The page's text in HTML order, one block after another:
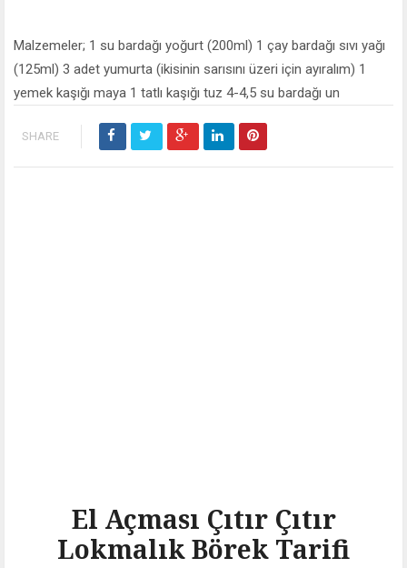
Malzemeler; 1 su bardağı yoğurt (200ml) 1 çay bardağı sıvı yağı
(125ml) 3 adet yumurta (ikisinin sarısını üzeri için ayıralım) 1
yemek kaşığı maya 1 tatlı kaşığı tuz 4-4,5 su bardağı un
SHARE
El Açması Çıtır Çıtır
Lokmalık Börek Tarifi